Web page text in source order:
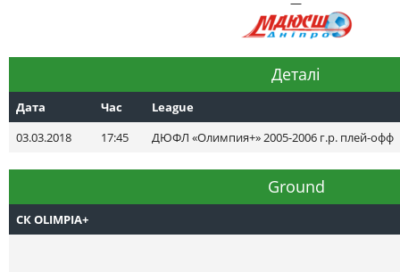
Деталі
Дата Час
League
03.03.2018
17:45 ДЮФЛ «Олимпия+» 2005-2006 г.р. плей-офф
Ground
СК OLIMPIA+